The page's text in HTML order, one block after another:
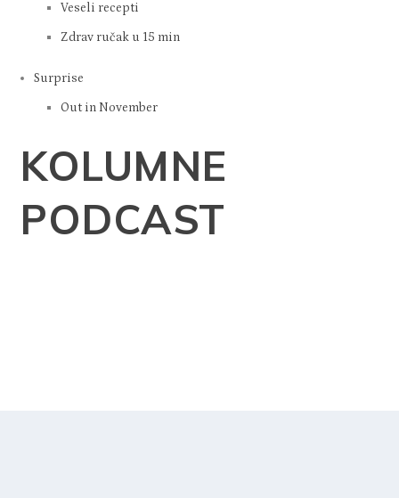
Veseli recepti
Zdrav ručak u 15 min
Surprise
Out in November
KOLUMNE
PODCAST